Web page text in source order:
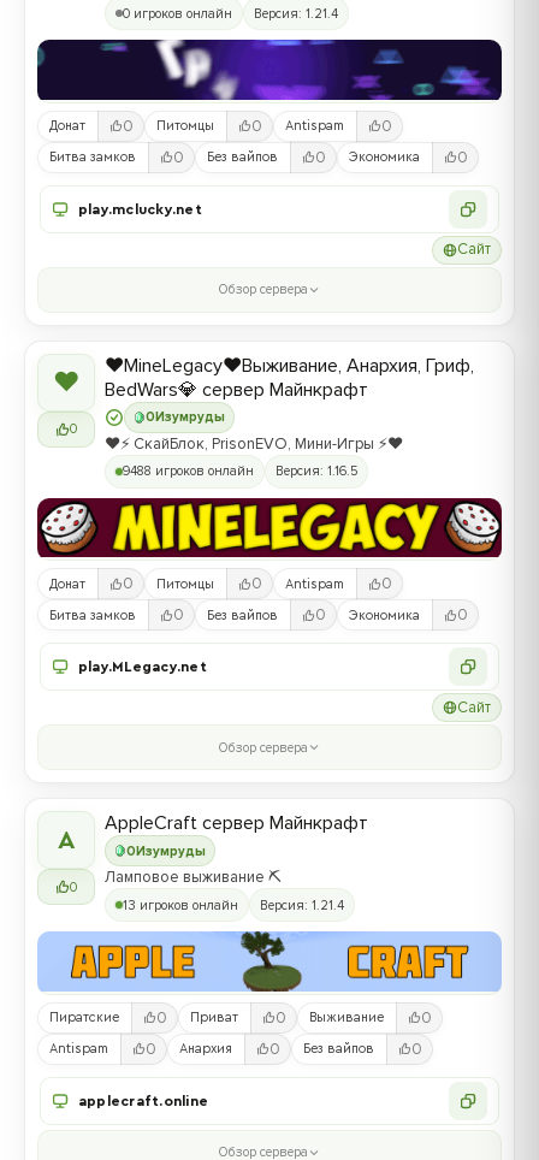
0 игроков онлайн Версия: 1.21.4
Донат 0 Питомцы 0 Antispam 0
Битва замков 0 Без вайпов 0 Экономика 0
play.mclucky.net
Сайт
Обзор сервера
❤
0
0 Изумруды
❤️MineLegacy❤️Выживание, Анархия, Гриф,
BedWars💎 сервер Майнкрафт
❤️⚡️ СкайБлок, PrisonEVO, Мини-Игры ⚡️❤️
9488 игроков онлайн Версия: 1.16.5
Донат 0 Питомцы 0 Antispam 0
Битва замков 0 Без вайпов 0 Экономика 0
play.MLegacy.net
Сайт
Обзор сервера
A
0
0Изумруды
AppleCraft сервер Майнкрафт
Ламповое выживание ⛏️
13 игроков онлайн Версия: 1.21.4
Пиратские 0 Приват 0 Выживание 0
Antispam 0 Анархия 0 Без вайпов 0
applecraft.online
Обзор сервера